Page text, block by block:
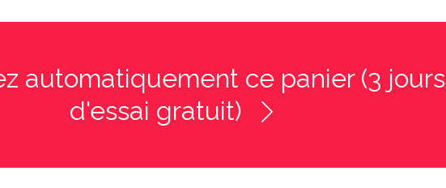
automatiquement ce panier (3 jours
d'essai gratuit)